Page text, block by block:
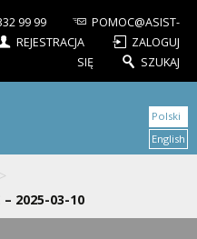
99 99
POMOC@ASIST-
REJESTRACJA
ZALOGUJ
SIĘ
SZUKAJ
2025-03-10
Polski
English